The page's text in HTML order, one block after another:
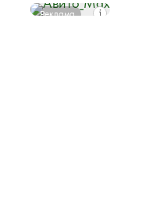
Реклама